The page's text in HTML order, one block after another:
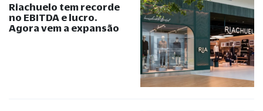
Riachuelo tem recorde
no EBITDA e lucro.
Agora vem a expansão